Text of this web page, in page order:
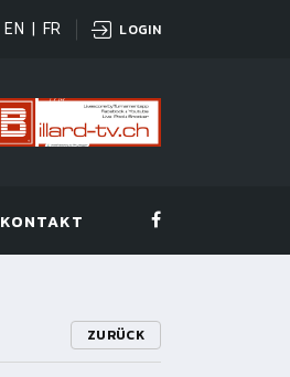
EN FR LOGIN
KONTAKT
ZURÜCK